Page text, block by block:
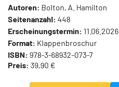
Autoren: Bolton, A. Hamilton
Seitenanzahl: 448
Erscheinungstermin: 11.06.2026
Format: Klappenbroschur
ISBN: 978-3-68932-073-7
Preis: 39,90 €